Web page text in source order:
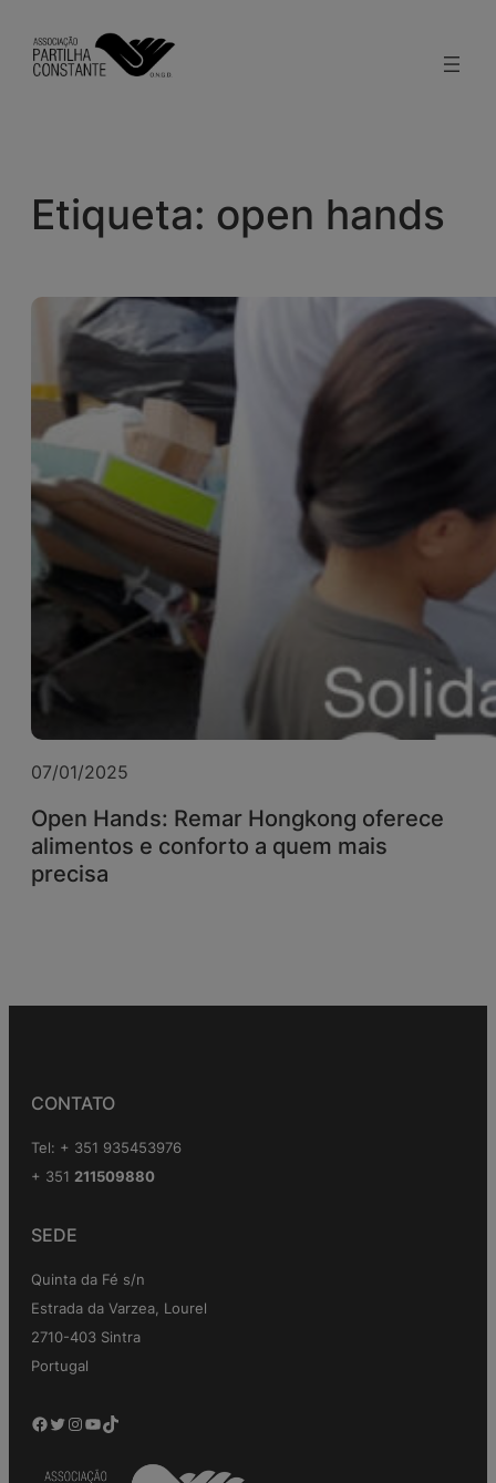
para
Etiqueta: open hands
07/01/2025
Open Hands: Remar Hongkong oferece
alimentos e conforto a quem mais
precisa
CONTATO
Tel: + 351 935453976
+ 351 211509880
SEDE
Quinta da Fé s/n
Estrada da Varzea, Lourel
2710-403 Sintra
Portugal
Facebook Twitter Instagram YouTube TikTok